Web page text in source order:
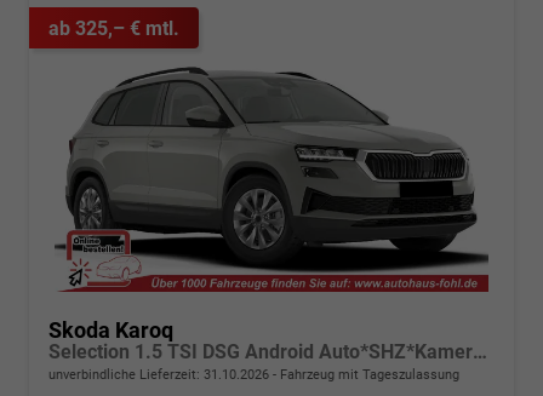
ab 325,– € mtl.
Skoda Karoq
Selection 1.5 TSI DSG Android Auto*SHZ*Kamera*Keyless*PDC v/h*Klimaauto*SUNSET*LED
unverbindliche Lieferzeit: 31.10.2026 Fahrzeug mit Tageszulassung